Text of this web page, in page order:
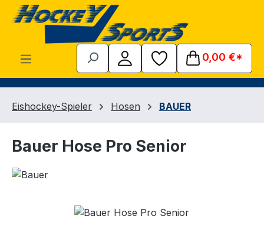
Zum Hauptinhalt springen
0,00 €*
Eishockey-Spieler Hosen BAUER
Bauer Hose Pro Senior
Bildergalerie überspringen